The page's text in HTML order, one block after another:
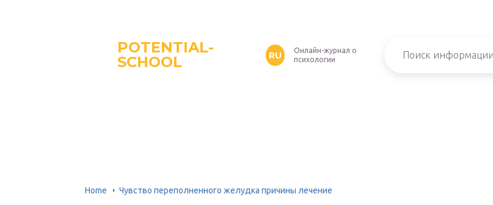
POTENTIAL-
SCHOOL
RU
Онлайн-журнал о
психологии
Home Чувство переполненного желудка причины лечение